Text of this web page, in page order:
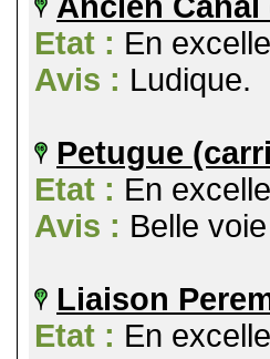
Etat : En
Avis : Ludique.
Petugue
Etat : En
Avis : Belle
Liaison
Etat : En